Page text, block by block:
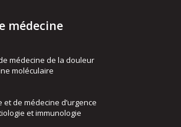
médecine
médecine de la douleur
moléculaire
de médecine d’urgence
et immunologie